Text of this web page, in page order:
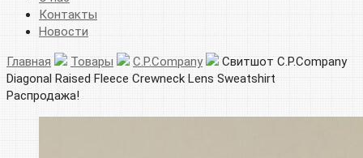
Контакты
Новости
Главная Товары C.P.Company
Свитшот C.P.Company
Diagonal Raised Fleece Crewneck Lens Sweatshirt
Распродажа!